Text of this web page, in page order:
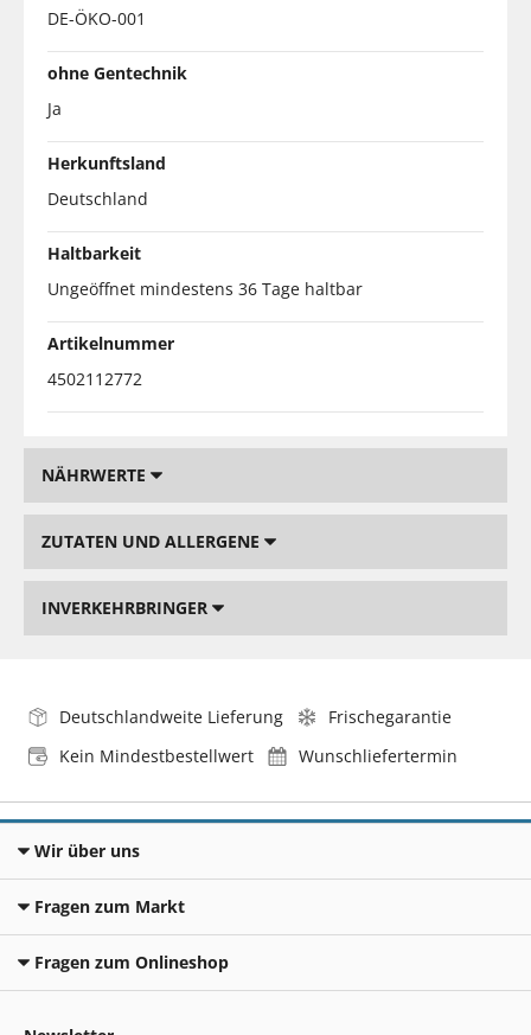
DE-ÖKO-001
ohne Gentechnik
Ja
Herkunftsland
Deutschland
Haltbarkeit
Ungeöffnet mindestens 36 Tage haltbar
Artikelnummer
4502112772
NÄHRWERTE
ZUTATEN UND ALLERGENE
INVERKEHRBRINGER
Deutschlandweite Lieferung
Frischegarantie
Kein Mindestbestellwert
Wunschliefertermin
Wir über uns
Fragen zum Markt
Fragen zum Onlineshop